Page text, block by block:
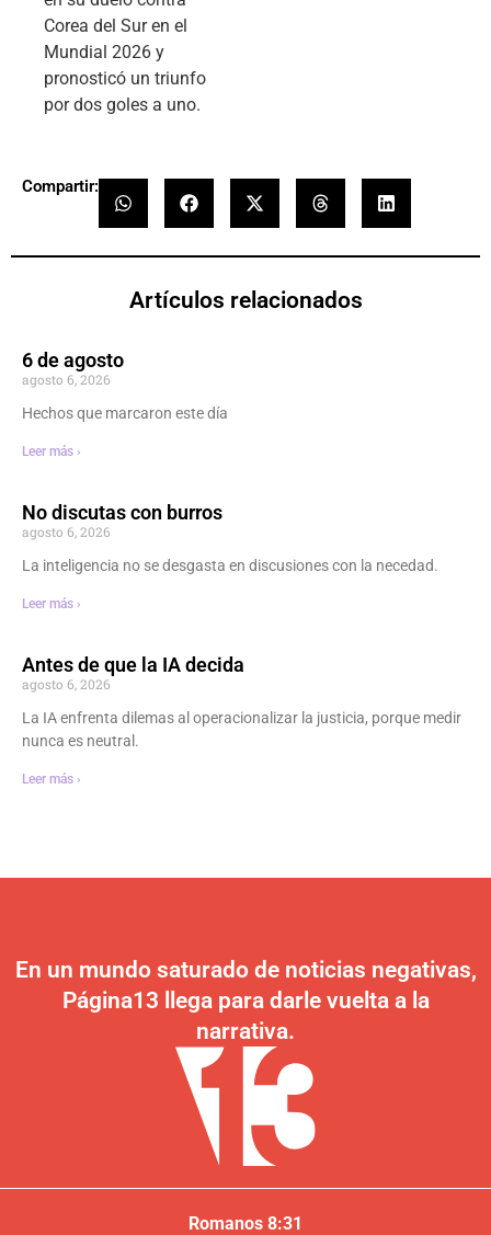
Corea del Sur en el
Mundial 2026 y
pronosticó un triunfo
por dos goles a uno.
Compartir:
Artículos relacionados
6 de agosto
agosto 6, 2026
Hechos que marcaron este día
Leer más ›
No discutas con burros
agosto 6, 2026
La inteligencia no se desgasta en discusiones con la necedad.
Leer más ›
Antes de que la IA decida
agosto 6, 2026
La IA enfrenta dilemas al operacionalizar la justicia, porque medir
nunca es neutral.
Leer más ›
En un mundo saturado de noticias negativas,
Página13 llega para darle vuelta a la
narrativa.
Romanos 8:31